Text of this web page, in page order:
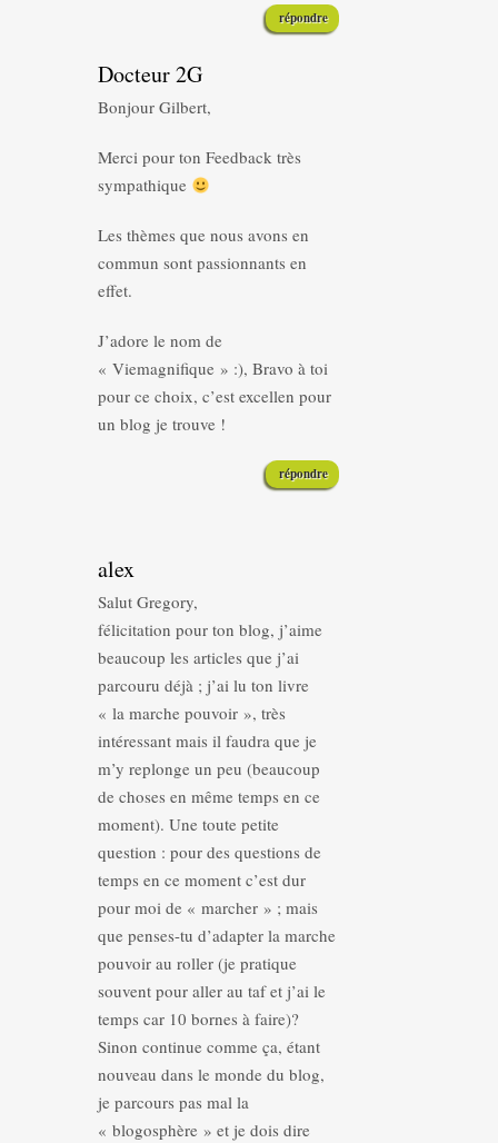
répondre
Docteur 2G
Bonjour Gilbert,
Merci pour ton Feedback très
sympathique
Les thèmes que nous avons en
commun sont passionnants en
effet.
J’adore le nom de
« Viemagnifique » :), Bravo à toi
pour ce choix, c’est excellen pour
un blog je trouve !
répondre
alex
Salut Gregory,
félicitation pour ton blog, j’aime
beaucoup les articles que j’ai
parcouru déjà ; j’ai lu ton livre
« la marche pouvoir », très
intéressant mais il faudra que je
m’y replonge un peu (beaucoup
de choses en même temps en ce
moment). Une toute petite
question : pour des questions de
temps en ce moment c’est dur
pour moi de « marcher » ; mais
que penses-tu d’adapter la marche
pouvoir au roller (je pratique
souvent pour aller au taf et j’ai le
temps car 10 bornes à faire)?
Sinon continue comme ça, étant
nouveau dans le monde du blog,
je parcours pas mal la
« blogosphère » et je dois dire